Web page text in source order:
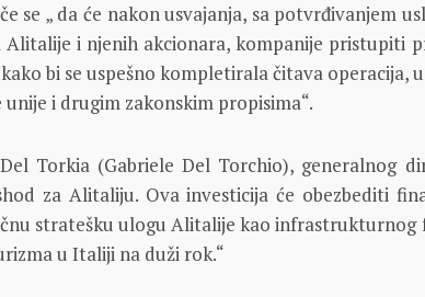
se „ da će nakon usvajanja, sa potvrđivanjem
Alitalije i njenih akcionara, kompanije pristupiti
bi se uspešno kompletirala čitava operacija,
i drugim zakonskim propisima“.
Torkia (Gabriele Del Torchio), generalnog
za Alitaliju. Ova investicija će obezbediti
stratešku ulogu Alitalije kao infrastrukturnog
u Italiji na duži rok.“